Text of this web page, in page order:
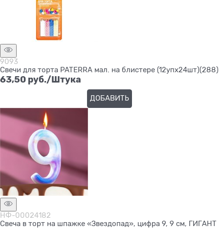
9093
Свечи для торта PATERRA мал. на блистере (12упх24шт)(288)
63,50 руб./Штука
ДОБАВИТЬ
НФ-00024182
Свеча в торт на шпажке «Звездопад», цифра 9, 9 см, ГИГАНТ